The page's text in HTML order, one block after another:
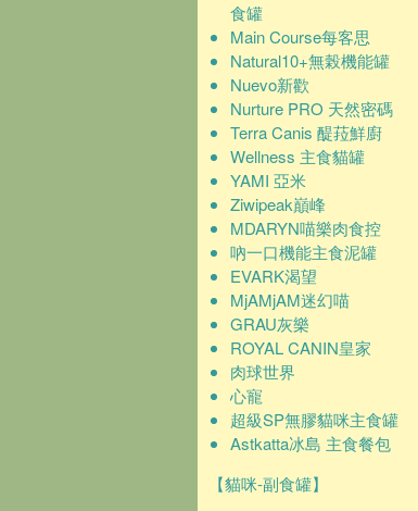
食罐
Main Course每客思
Natural10+無榖機能罐
Nuevo新歡
Nurture PRO 天然密碼
Terra Canis 醍菈鮮廚
Wellness 主食貓罐
YAMI 亞米
Ziwipeak巔峰
MDARYN喵樂肉食控
吶一口機能主食泥罐
EVARK渴望
MjAMjAM迷幻喵
GRAU灰樂
ROYAL CANIN皇家
肉球世界
心寵
超級SP無膠貓咪主食罐
Astkatta冰島 主食餐包
【貓咪-副食罐】